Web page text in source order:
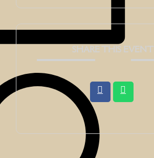
SHARE THIS EVENT